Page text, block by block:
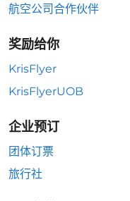
航空公司合作伙伴
奖励给你
KrisFlyer
KrisFlyerUOB
企业预订
团体订票
旅行社